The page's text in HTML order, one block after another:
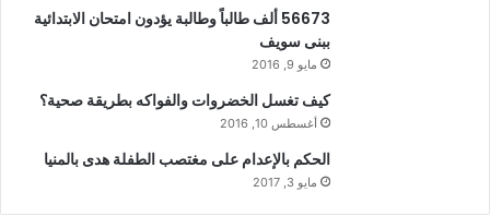
56673 ألف طالباً وطالبة يؤدون امتحان الابتدائية
ببنى سويف
مايو 9, 2016
كيف تغسل الخضروات والفواكه بطريقة صحية؟
أغسطس 10, 2016
الحكم بالإعدام على مغتصب الطفلة هدى بالمنيا
مايو 3, 2017